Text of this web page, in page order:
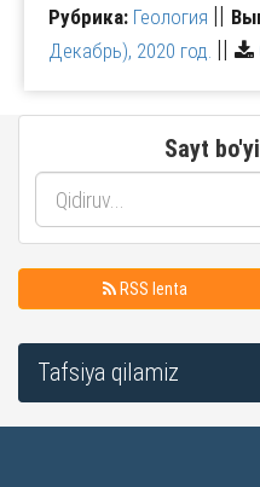
Рубрика: Геология ||
Декабрь), 2020 год. ||
Sayt
RSS lenta
Tafsiya qilamiz